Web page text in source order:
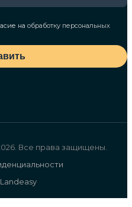
наобработку персональных
Все права защищены.
Landeasy